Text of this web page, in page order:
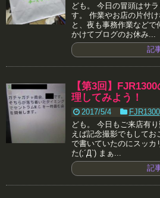
ども。 今日の冒頭はサ
す。 作業やお店の片付
と、夜も事務作業などで
かけてブログのお休み...
記
【第3回】
理してみよう！
2017/5/4
FJR1300
ども。 今日もご来店有
えば記念撮影でもして
で書いていたのにスッカ
た(;´Д`) まぁ...
記